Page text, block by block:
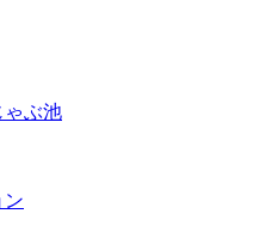
ゃぶ池
ン